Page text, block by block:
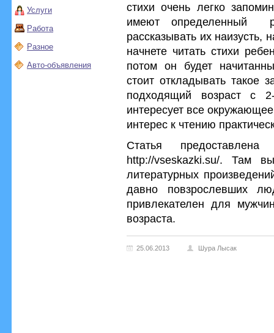
Услуги
Работа
Разное
Авто-объявления
стихи очень легко
имеют определенный
рассказывать их
начнете читать стихи
потом он будет
стоит откладывать такое
подходящий возраст с
интересует все
интерес к чтению
Статья
http://vseskazki.su/. Там
литературных
давно повзрослевших
привлекателен для
возраста.
25.06.2013 Шура Лысак